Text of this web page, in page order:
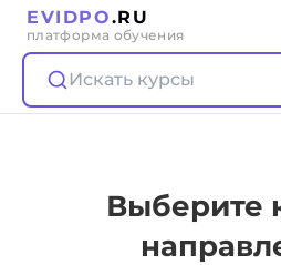
EVIDPO.RU
платформа обучения
Искать курсы
Выберите